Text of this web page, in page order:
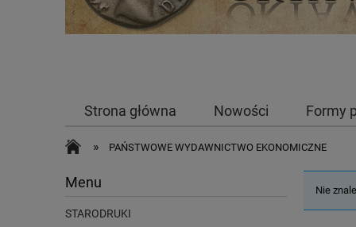
Strona główna Nowości
Formy
Allegro - Facebook - Instagram
O nas
» PAŃSTWOWE WYDAWNICTWO EKONOMICZNE
Menu
STARODRUKI
Nie